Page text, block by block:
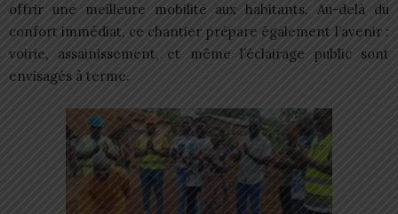
offrir une meilleure mobilité aux habitants. Au-delà du
confort immédiat, ce chantier prépare également l’avenir :
voirie, assainissement, et même l’éclairage public sont
envisagés à terme.